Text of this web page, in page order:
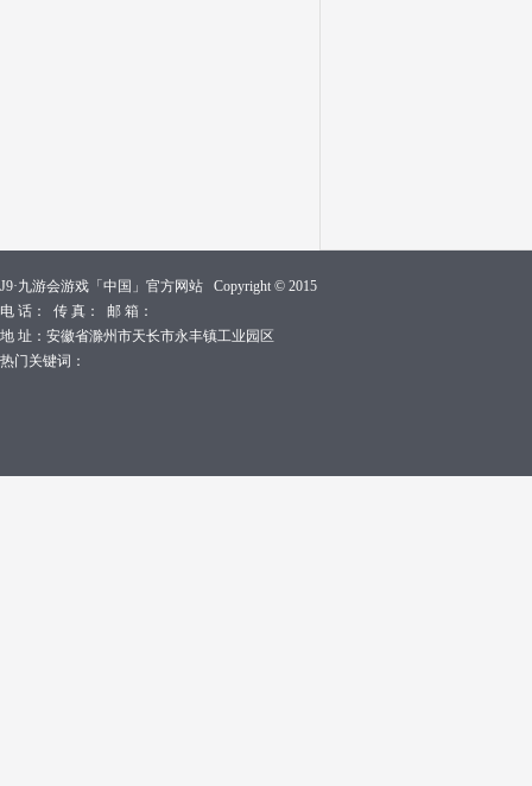
J9·九游会游戏「中国」官方网站 Copyright © 2015
电 话： 传 真： 邮 箱：
地 址：安徽省滁州市天长市永丰镇工业园区
热门关键词：